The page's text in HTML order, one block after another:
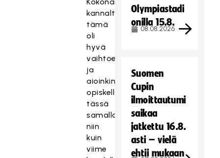
kannalta
tämä
oli
hyvä
vaihtoehto
ja
aioinkin
opiskella
tässä
samalla
niin
kuin
viime
Olympiastadi
onilla 15.8.
08.08.2026
Suomen
Cupin
ilmoittautumi
saikaa
jatkettu 16.8.
asti – vielä
ehtii mukaan